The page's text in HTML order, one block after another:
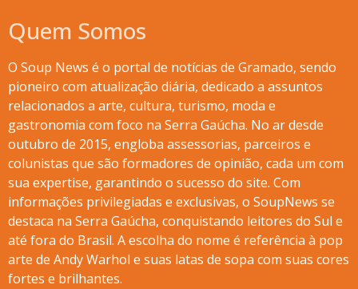
Quem Somos
O Soup News é o portal de notícias de Gramado, sendo
pioneiro com atualização diária, dedicado a assuntos
relacionados a arte, cultura, turismo, moda e
gastronomia com foco na Serra Gaúcha. No ar desde
outubro de 2015, engloba assessorias, parceiros e
colunistas que são formadores de opinião, cada um com
sua expertise, garantindo o sucesso do site. Com
informações privilegiadas e exclusivas, o SoupNews se
destaca na Serra Gaúcha, conquistando leitores do Sul e
até fora do Brasil. A escolha do nome é referência à pop
arte de Andy Warhol e suas latas de sopa com suas cores
fortes e brilhantes.